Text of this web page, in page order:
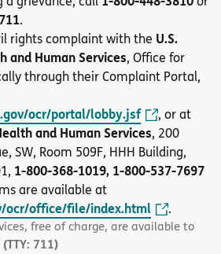
711.
rights complaint with the U.S.
and Human Services, Office for
through their Complaint Portal,
ocr/portal/lobby.jsf , or at
and Human Services, 200
SW, Room 509F, HHH Building,
1-800-368-1019, 1-800-537-7697
are available at
ocr/office/file/index.html .
free of charge, are available to
711)